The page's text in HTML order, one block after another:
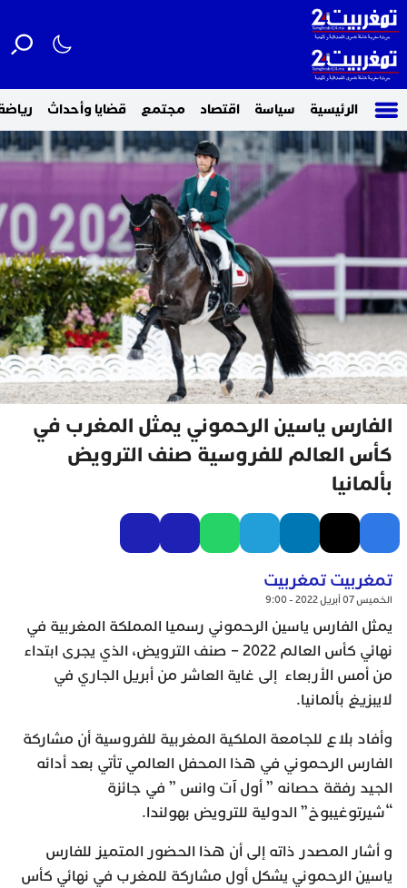
الرئيسية سياسة اقتصاد مجتمع قضايا وأحداث
الفارس ياسين الرحموني يمثل المغرب في
كأس العالم للفروسية صنف الترويض
بألمانيا
تمغربيت تمغربيت
الخميس 07 أبريل 2022 - 9:00
يمثل الفارس ياسين الرحموني رسميا المملكة المغربية في
نهائي كأس العالم 2022 – صنف الترويض، الذي يجرى ابتداء
من أمس الأربعاء إلى غاية العاشر من أبريل الجاري في
لايبزيغ بألمانيا.
وأفاد بلاع للجامعة الملكية المغربية للفروسية أن مشاركة
الفارس الرحموني في هذا المحفل العالمي تأتي بعد أدائه
الجيد رفقة حصانه ” أول آت وانس ” في جائزة
“شيرتوغيبوخ” الدولية للترويض بهولندا.
و أشار المصدر ذاته إلى أن هذا الحضور المتميز للفارس
ياسين الرحموني يشكل أول مشاركة للمغرب في نهائي كأس